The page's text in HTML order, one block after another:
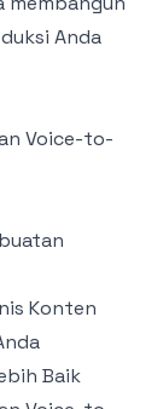
Anda
Voice-to-
Konten
Baik